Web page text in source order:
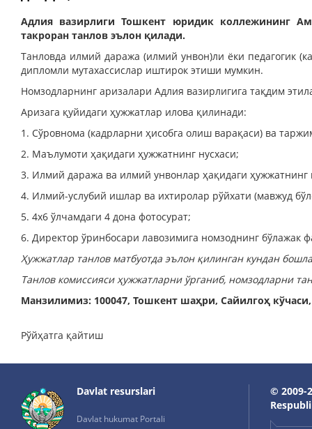
Адлия вазирлигиТошкент юридик коллежининг
такроран танлов эълон қилади.
Танловда илмий даража (илмий унвон)ли ёки педагогик
дипломли мутахассислар иштирок этиши мумкин.
Номзодларнинг аризалари Адлия вазирлигига тақдим
Аризага қуйидаги ҳужжатлар илова қилинади:
1. Сўровнома (кадрларни ҳисобга олиш варақаси) ва
2. Маълумоти ҳақидаги ҳужжатнинг нусхаси;
3. Илмий даража ва илмий унвонлар ҳақидаги ҳужжатнинг
4. Илмий-услубий ишлар ва ихтиролар рўйхати (мавжуд
5. 4х6 ўлчамдаги 4 дона фотосурат;
6. Директор ўринбосари лавозимига номзоднинг бўлажак
Ҳужжатлар танлов матбуотда эълон қилинган кундан
Танлов комиссияси ҳужжатларни ўрганиб, номзодларни
Манзилимиз: 100047, Тошкент шаҳри, Сайилгоҳ
Рўйҳатга қайтиш
Davlat resurslari
Davlat hukumat Portali
© 2009-